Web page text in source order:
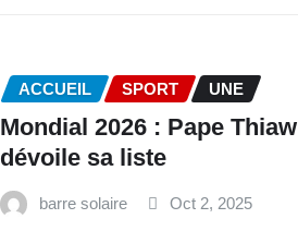
ACCUEIL SPORT UNE
Mondial 2026 : Pape Thiaw
dévoile sa liste
barre solaire Oct 2, 2025